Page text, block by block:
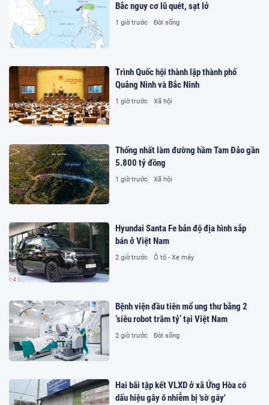
Bắc nguy cơ lũ quét, sạt lở
1 giờ trước Đời sống
Trình Quốc hội thành lập thành phố
Quảng Ninh và Bắc Ninh
1 giờ trước Xã hội
Thống nhất làm đường hầm Tam Đảo gần
5.800 tỷ đồng
1 giờ trước Xã hội
Hyundai Santa Fe bản độ địa hình sắp
bán ở Việt Nam
2 giờ trước Ô tô - Xe máy
Bệnh viện đầu tiên mổ ung thư bằng 2
‘siêu robot trăm tỷ’ tại Việt Nam
2 giờ trước Đời sống
Hai bãi tập kết VLXD ở xã Ứng Hòa có
dấu hiệu gây ô nhiễm bị 'sờ gáy'